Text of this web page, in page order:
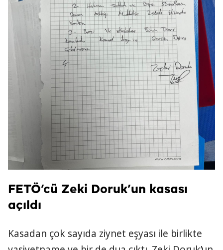
FETÖ’cü Zeki Doruk’un kasası
açıldı
Kasadan çok sayıda ziynet eşyası ile birlikte